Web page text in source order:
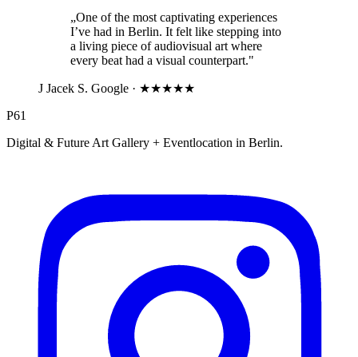
„One of the most captivating experiences
I’ve had in Berlin. It felt like stepping into
a living piece of audiovisual art where
every beat had a visual counterpart."
J Jacek S. Google · ★★★★★
P61
Digital & Future Art Gallery + Eventlocation in Berlin.